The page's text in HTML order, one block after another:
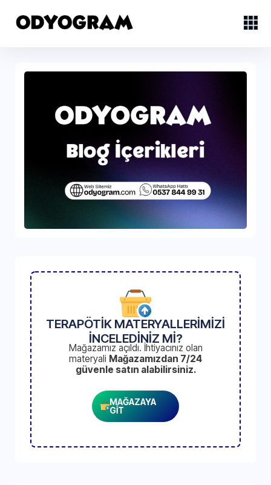
TERAPÖTİK MATERYALLERİMİZİ
İNCELEDİNİZ Mİ?
Mağazamız açıldı. İhtiyacınız olan
materyali Mağazamızdan 7/24
güvenle satın alabilirsiniz.
MAĞAZAYA
GİT